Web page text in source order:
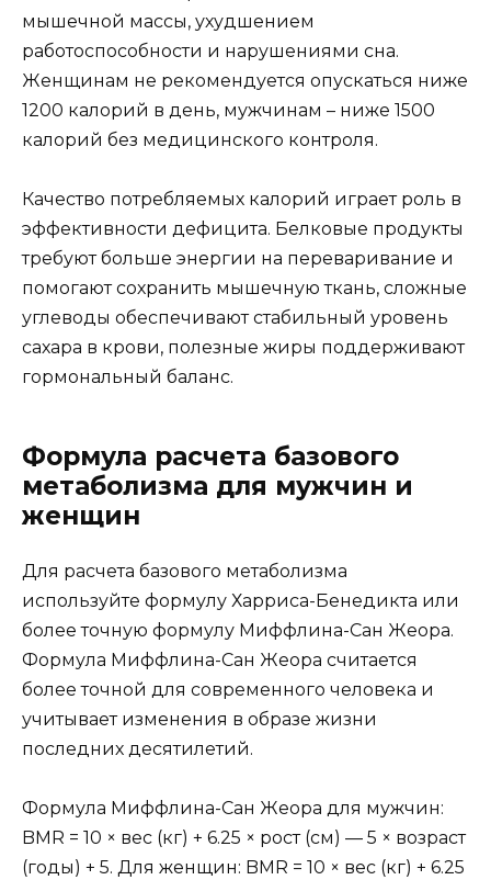
мышечной массы, ухудшением
работоспособности и нарушениями сна.
Женщинам не рекомендуется опускаться ниже
1200 калорий в день, мужчинам – ниже 1500
калорий без медицинского контроля.
Качество потребляемых калорий играет роль в
эффективности дефицита. Белковые продукты
требуют больше энергии на переваривание и
помогают сохранить мышечную ткань, сложные
углеводы обеспечивают стабильный уровень
сахара в крови, полезные жиры поддерживают
гормональный баланс.
Формула расчета базового
метаболизма для мужчин и
женщин
Для расчета базового метаболизма
используйте формулу Харриса-Бенедикта или
более точную формулу Миффлина-Сан Жеора.
Формула Миффлина-Сан Жеора считается
более точной для современного человека и
учитывает изменения в образе жизни
последних десятилетий.
Формула Миффлина-Сан Жеора для мужчин:
BMR = 10 × вес (кг) + 6.25 × рост (см) — 5 × возраст
(годы) + 5. Для женщин: BMR = 10 × вес (кг) + 6.25